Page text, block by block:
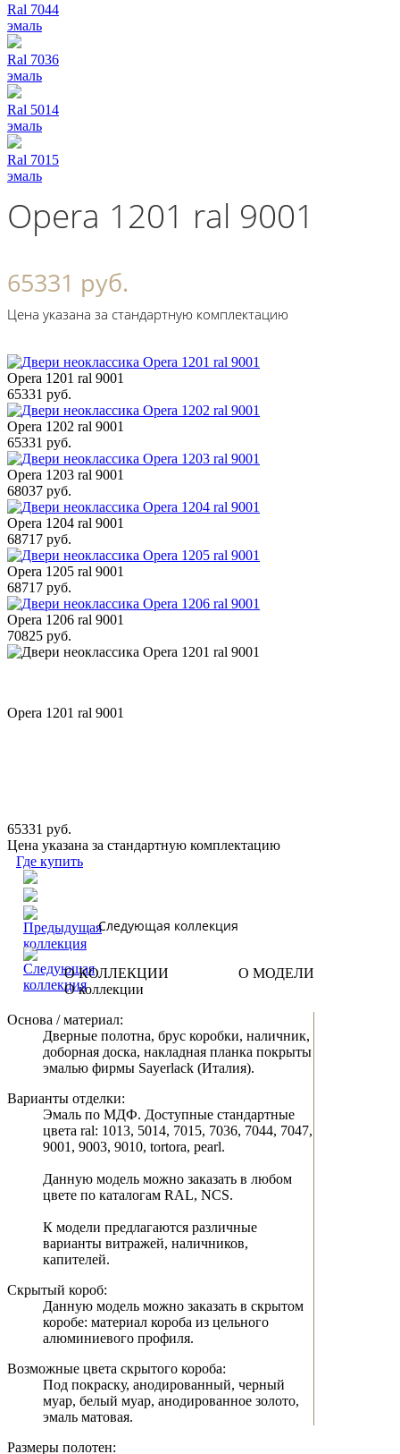
Ral 7044
эмаль
Ral 7036
эмаль
Ral 5014
эмаль
Ral 7015
эмаль
Opera 1201 ral 9001
65331 руб.
Цена указана за стандартную комплектацию
Opera 1201 ral 9001
65331 руб.
Opera 1202 ral 9001
65331 руб.
Opera 1203 ral 9001
68037 руб.
Opera 1204 ral 9001
68717 руб.
Opera 1205 ral 9001
68717 руб.
Opera 1206 ral 9001
70825 руб.
Opera 1201 ral 9001
65331 руб.
Цена указана за стандартную комплектацию
Где купить
Следующая коллекция
О КОЛЛЕКЦИИ
О МОДЕЛИ
О коллекции
Основа / материал:
Дверные полотна, брус коробки, наличник,
доборная доска, накладная планка покрыты
эмалью фирмы Sayerlack (Италия).
Варианты отделки:
Эмаль по МДФ. Доступные стандартные
цвета ral: 1013, 5014, 7015, 7036, 7044, 7047,
9001, 9003, 9010, tortora, pearl.
Данную модель можно заказать в любом
цвете по каталогам RAL, NCS.
К модели предлагаются различные
варианты витражей, наличников,
капителей.
Скрытый короб:
Данную модель можно заказать в скрытом
коробе: материал короба из цельного
алюминиевого профиля.
Возможные цвета скрытого короба:
Под покраску, анодированный, черный
муар, белый муар, анодированное золото,
эмаль матовая.
Размеры полотен: